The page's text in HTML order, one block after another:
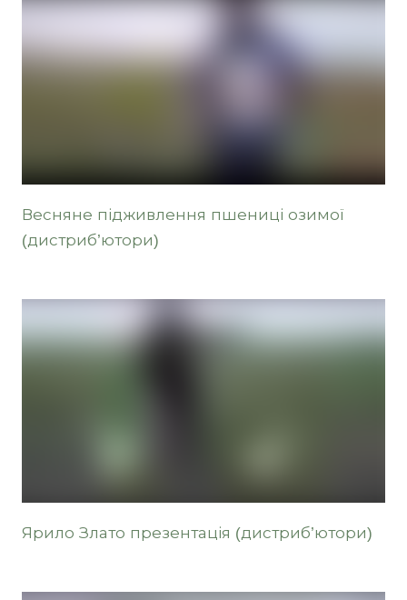
Весняне підживлення пшениці озимої
(дистриб’ютори)
Ярило Злато презентація (дистриб’ютори)